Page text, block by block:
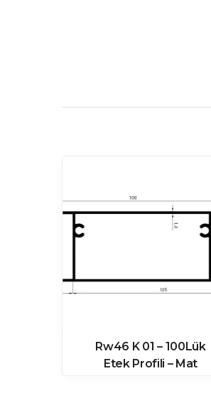
Rw46 K 01 – 100Lük
Etek Profili – Mat